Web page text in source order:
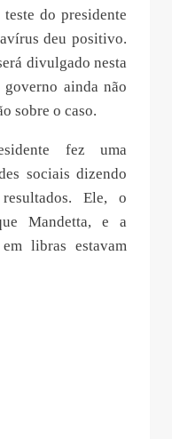
do presidente
deu positivo.
divulgado nesta
ainda não
sobre o caso.
fez uma
sociais dizendo
Ele, o
Mandetta, e a
libras estavam